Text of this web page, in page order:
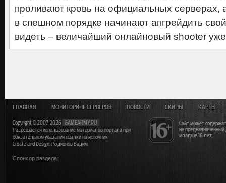
проливают кровь на официальных серверах,
в спешном порядке начинают апгрейдить
видеть – величайший онлайновый shooter
Сайт может
не
младше 16 лет
ГЛАВНАЯ МОНИТОРИНГ СЕРВЕРОВ НОВОСТИ СКИНЫ КАРТЫ
Copyright © 2007-2026
GAMEARMY.RU
Разрешается использование материалов портала при
обязательном указании ссылки на источник
Create and Design: Родионов Вадим
Спонсор раздела: